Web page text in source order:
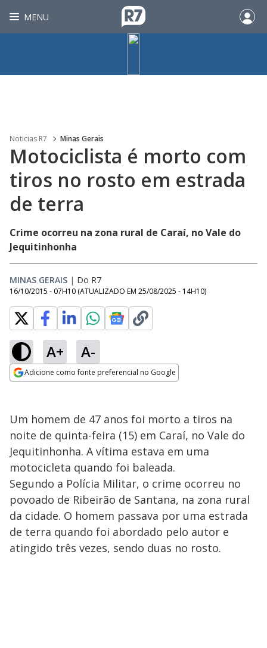
MENU
Noticias R7 Minas Gerais
Motociclista é morto com
tiros no rosto em estrada
de terra
Crime ocorreu na zona rural de Caraí, no Vale do
Jequitinhonha
MINAS GERAIS | Do R7
16/10/2015 - 07H10 (ATUALIZADO EM 25/08/2025 - 14H10)
A+ A-
Adicione como fonte preferencial no Google
Um homem de 47 anos foi morto a tiros na
noite de quinta-feira (15) em Caraí, no Vale do
Jequitinhonha. A vítima estava em uma
motocicleta quando foi baleada.
Segundo a Polícia Militar, o crime ocorreu no
povoado de Ribeirão de Santana, na zona rural
da cidade. O homem passava por uma estrada
de terra quando foi abordado pelo autor e
atingido três vezes, sendo duas no rosto.